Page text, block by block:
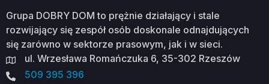
Grupa DOBRY DOM to prężnie działający i stale
rozwijający się zespół osób doskonale odnajdujących
się zarówno w sektorze prasowym, jak i w sieci.
ul. Wrzesława Romańczuka 6, 35-302 Rzeszów
509 395 396